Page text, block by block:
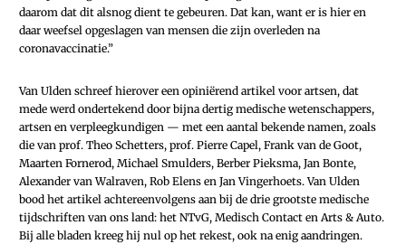
daarom dat dit alsnog dient te gebeuren. Dat kan, want er is hier en
daar weefsel opgeslagen van mensen die zijn overleden na
coronavaccinatie.”
Van Ulden schreef hierover een ­opiniërend artikel voor artsen, dat
mede werd ondertekend door bijna dertig medische wetenschappers,
artsen en verpleegkundigen — met een aantal bekende namen, zoals
die van prof. Theo Schetters, prof. Pierre Capel, Frank van de Goot,
Maarten Fornerod, Michael Smulders, Berber Pieksma, Jan Bonte,
Alexander van Walraven, Rob Elens en Jan Vingerhoets. Van Ulden
bood het artikel achtereenvolgens aan bij de drie grootste medische
tijdschriften van ons land: het NTvG, Medisch Contact en Arts & Auto.
Bij alle bladen kreeg hij nul op het rekest, ook na enig aandringen.